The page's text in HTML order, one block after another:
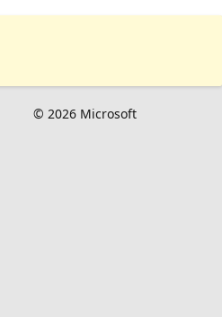
© 2026 Microsoft